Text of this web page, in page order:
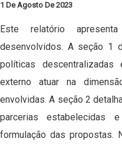
1 De Agosto De 2023
Este relatório
desenvolvidos. A seção 1
políticas
externo atuar na
envolvidas. A seção 2
parcerias estabelecidas
formulação das propostas.